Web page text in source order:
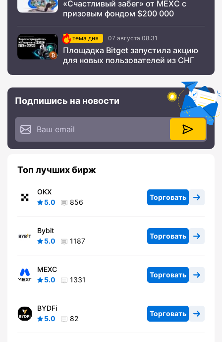
«Счастливый забег» от MEXC с
призовым фондом $200 000
тема дня 07 августа 08:31
Площадка Bitget запустила акцию
для новых пользователей из СНГ
Подпишись на новости
Топ лучших бирж
OKX
5.0
856
Торговать
Bybit
5.0
1187
Торговать
MEXC
5.0
1331
Торговать
BYDFi
5.0
82
Торговать